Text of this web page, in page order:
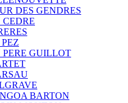
DES GENDRES
GUILLOT
BARTON